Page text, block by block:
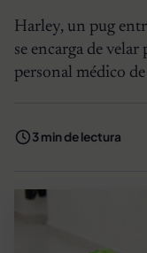
Harley, un pug
se encarga de
personal médico
3 min de lectura